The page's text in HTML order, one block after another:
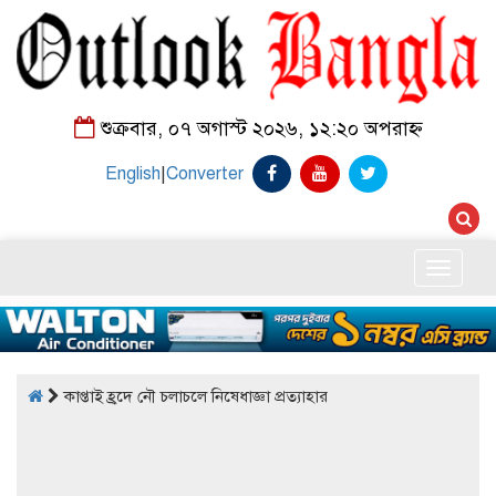
শুক্রবার, ০৭ অগাস্ট ২০২৬, ১২:২০ অপরাহ্ন
English|Converter
কাপ্তাই হ্রদে নৌ চলাচলে নিষেধাজ্ঞা প্রত্যাহার